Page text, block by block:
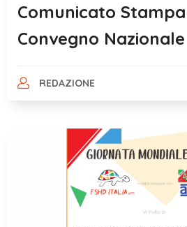
Comunicato Stampa
Convegno Nazionale
REDAZIONE